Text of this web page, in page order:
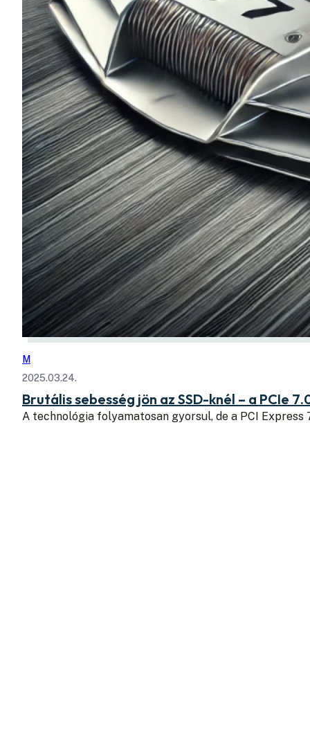
M
2025.03.24.
Brutális sebesség jön az SSD-knél – a PCIe
A technológia folyamatosan gyorsul, de a PCI Express